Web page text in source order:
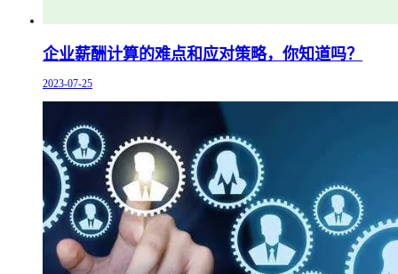
企业薪酬计算的难点和应对策略，你知道吗？
2023-07-25